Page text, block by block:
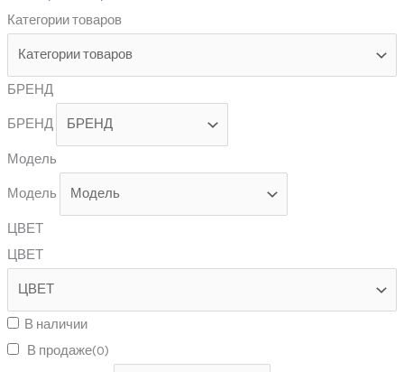
Категории товаров
БРЕНД
БРЕНД
Модель
Модель
ЦВЕТ
ЦВЕТ
В наличии
В продаже(0)